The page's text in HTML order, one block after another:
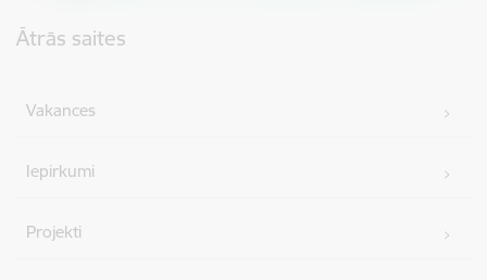
Ātrās saites
Vakances
Iepirkumi
Projekti